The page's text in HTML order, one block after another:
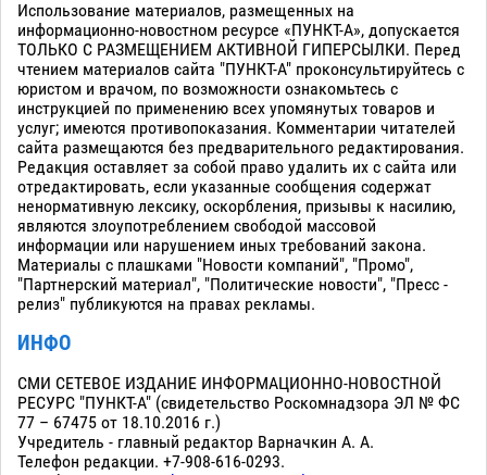
Использование материалов, размещенных на
информационно-новостном ресурсе «ПУНКТ-А», допускается
ТОЛЬКО С РАЗМЕЩЕНИЕМ АКТИВНОЙ ГИПЕРСЫЛКИ. Перед
чтением материалов сайта "ПУНКТ-А" проконсультируйтесь с
юристом и врачом, по возможности ознакомьтесь с
инструкцией по применению всех упомянутых товаров и
услуг; имеются противопоказания. Комментарии читателей
сайта размещаются без предварительного редактирования.
Редакция оставляет за собой право удалить их с сайта или
отредактировать, если указанные сообщения содержат
ненормативную лексику, оскорбления, призывы к насилию,
являются злоупотреблением свободой массовой
информации или нарушением иных требований закона.
Материалы с плашками "Новости компаний", "Промо",
"Партнерский материал", "Политические новости", "Пресс -
релиз" публикуются на правах рекламы.
ИНФО
СМИ СЕТЕВОЕ ИЗДАНИЕ ИНФОРМАЦИОННО-НОВОСТНОЙ
РЕСУРС "ПУНКТ-А" (свидетельство Роскомнадзора ЭЛ № ФС
77 – 67475 от 18.10.2016 г.)
Учредитель - главный редактор Варначкин А. А.
Телефон редакции. +7-908-616-0293.